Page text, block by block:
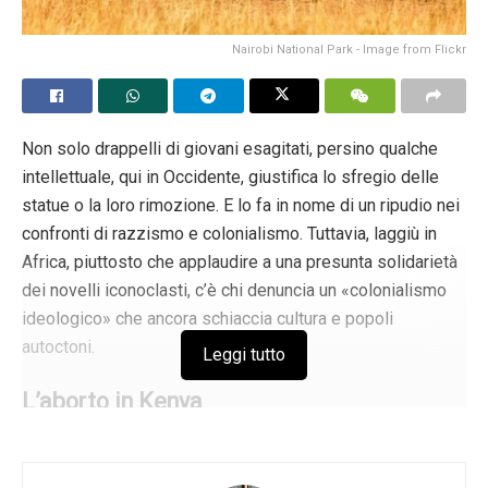
Grazie ministro Speranza. Grazie per questa mela
avvelenata. Grazie per le sue frasi «evidenza scientifica»,
Speranza di morte: questo è ciò che si prospetta all’Italia.
Tags: Aborto Roberto Speranza
Nairobi National Park - Image from Flickr
Non solo drappelli di giovani esagitati, persino qualche
intellettuale, qui in Occidente, giustifica lo sfregio delle
statue o la loro rimozione. E lo fa in nome di un ripudio nei
confronti di razzismo e colonialismo. Tuttavia, laggiù in
Africa, piuttosto che applaudire a una presunta solidarietà
dei novelli iconoclasti, c’è chi denuncia un «colonialismo
ideologico» che ancora schiaccia cultura e popoli
autoctoni.
L’aborto in Kenya
Leggi tutto